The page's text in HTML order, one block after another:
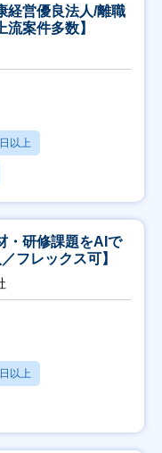
営優良法人/離職
案件多数】
以上
・研修課題をAIで
フレックス可】
以上